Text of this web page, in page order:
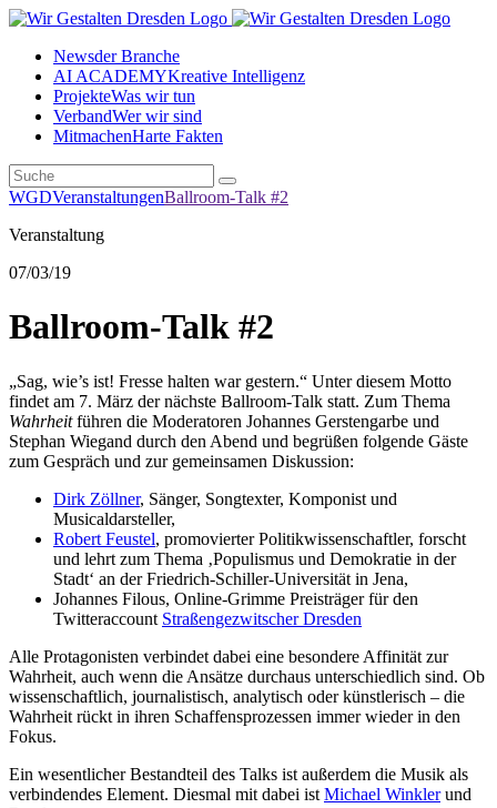
Newsder Branche
AI ACADEMYKreative Intelligenz
ProjekteWas wir tun
VerbandWer wir sind
MitmachenHarte Fakten
WGDVeranstaltungenBallroom-Talk #2
Veranstaltung
07/03/19
Ballroom-Talk #2
„Sag, wie’s ist! Fresse halten war gestern.“ Unter diesem Motto
findet am 7. März der nächste Ballroom-Talk statt. Zum Thema
Wahrheitführen die Moderatoren Johannes Gerstengarbe und
Stephan Wiegand durch den Abend und begrüßen folgende Gäste
zum Gespräch und zur gemeinsamen Diskussion:
Dirk Zöllner, Sänger, Songtexter, Komponist und
Musicaldarsteller,
Robert Feustel, promovierter Politikwissenschaftler, forscht
und lehrt zum Thema ‚Populismus und Demokratie in der
Stadt‘ an der Friedrich-Schiller-Universität in Jena,
Johannes Filous, Online-Grimme Preisträger für den
Twitteraccount Straßengezwitscher Dresden
Alle Protagonisten verbindet dabei eine besondere Affinität zur
Wahrheit, auch wenn die Ansätze durchaus unterschiedlich sind. Ob
wissenschaftlich, journalistisch, analytisch oder künstlerisch – die
Wahrheit rückt in ihren Schaffensprozessen immer wieder in den
Fokus.
Ein wesentlicher Bestandteil des Talks ist außerdem die Musik als
verbindendes Element. Diesmal mit dabei ist Michael Winklerund